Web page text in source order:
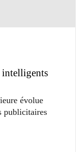
intelligents
évolue
publicitaires